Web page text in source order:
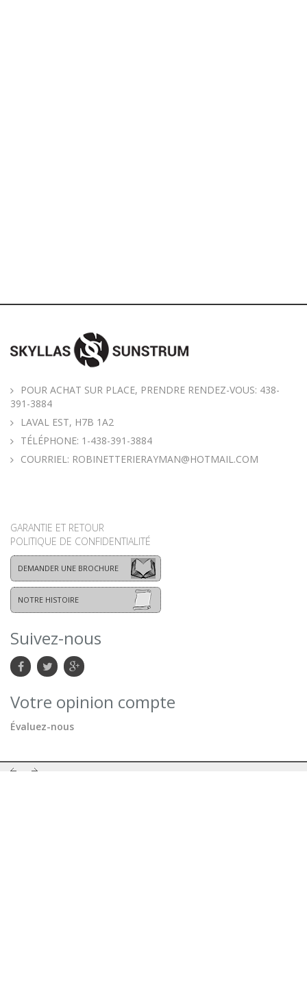
POUR ACHAT SUR PLACE, PRENDRE RENDEZ-VOUS: 438-
391-3884
LAVAL EST, H7B 1A2
TÉLÉPHONE: 1-438-391-3884
COURRIEL: ROBINETTERIERAYMAN@HOTMAIL.COM
GARANTIE ET RETOUR
POLITIQUE DE CONFIDENTIALITÉ
DEMANDER UNE BROCHURE
NOTRE HISTOIRE
Suivez-nous
Votre opinion compte
Évaluez-nous